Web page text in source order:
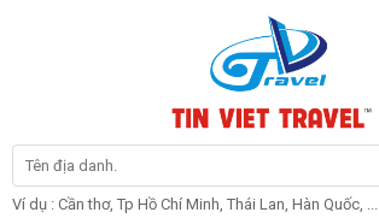
Ví dụ : Cần thơ, Tp Hồ Chí Minh, Thái Lan, Hàn Quốc, ...